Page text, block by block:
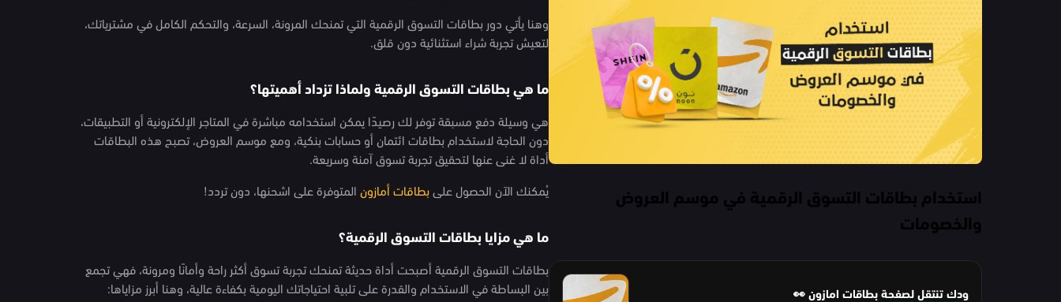
استخدام بطاقات التسوق الرقمية في موسم العروض
والخصومات
ودك تنتقل لصفحة بطاقات امازون 👀
وهنا يأتي دور بطاقات التسوق الرقمية التي تمنحك المرونة، السرعة، والتحكم الكامل في مشترياتك،
لتعيش تجربة شراء استثنائية دون قلق.
ما هي بطاقات التسوق الرقمية ولماذا تزداد أهميتها؟
هي وسيلة دفع مسبقة توفر لك رصيدًا يمكن استخدامه مباشرة في المتاجر الإلكترونية أو التطبيقات،
دون الحاجة لاستخدام بطاقات ائتمان أو حسابات بنكية، ومع موسم العروض، تصبح هذه البطاقات
أداة لا غنى عنها لتحقيق تجربة تسوق آمنة وسريعة.
يُمكنك الآن الحصول علىبطاقات أمازون المتوفرة على اشحنها، دون تردد!
ما هي مزايا بطاقات التسوق الرقمية؟
بطاقات التسوق الرقمية أصبحت أداة حديثة تمنحك تجربة تسوق أكثر راحة وأمانًا ومرونة، فهي تجمع
بين البساطة في الاستخدام والقدرة على تلبية احتياجاتك اليومية بكفاءة عالية، وهنا أبرز مزاياها: